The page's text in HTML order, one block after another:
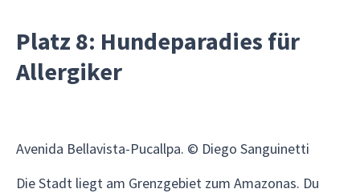
Platz 8: Hundeparadies für
Allergiker
Avenida Bellavista-Pucallpa. © Diego Sanguinetti
Die Stadt liegt am Grenzgebiet zum Amazonas. Du